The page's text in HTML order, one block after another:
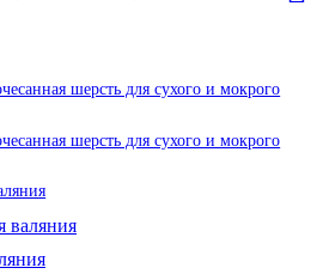
шерсть для сухого и мокрого
шерсть для сухого и мокрого
валяния